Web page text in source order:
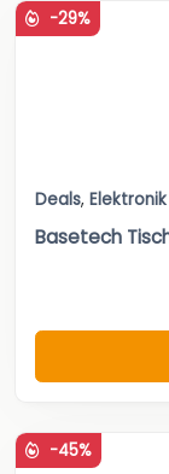
-29%
Deals, Elektronik
Basetech
-45%